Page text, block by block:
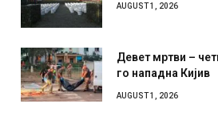
AUGUST 1, 2026
Девет мртви –
го нападна Кијив
AUGUST 1, 2026